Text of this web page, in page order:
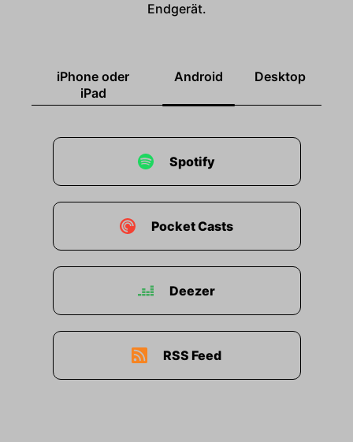
Endgerät.
iPhone oder
iPad
Android Desktop
Spotify
Pocket Casts
Deezer
RSS Feed